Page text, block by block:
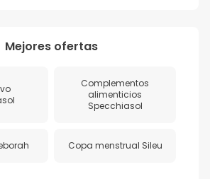
Mejores ofertas
Complementos
alimenticios
Specchiasol
Copa menstrual Sileu